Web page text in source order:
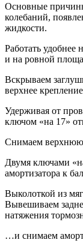
Основные
колебаний,
жидкости.
Работать
и на ровной
Вскрываем
верхнее
Удерживая от
ключом «на 17»
Снимаем верхнюю
Двумя ключами
амортизатора к
Выколоткой из
Вывешиваем
натяжения
…и снимаем